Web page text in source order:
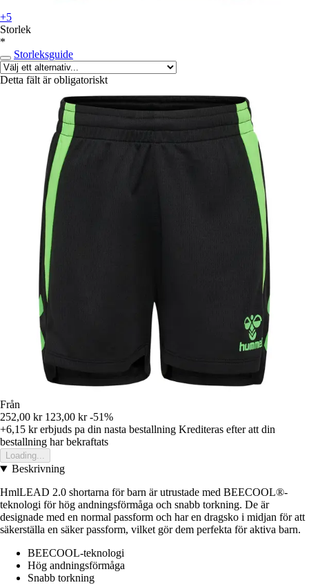
+5
Storlek
*
Storleksguide
Detta fält är obligatoriskt
Från
252,00 kr 123,00 kr -51%
+6,15 krerbjuds pa din nasta bestallning Krediteras efter att din
bestallning har bekraftats
Loading...
Beskrivning
HmlLEAD 2.0 shortarna för barn är utrustade med BEECOOL®-
teknologi för hög andningsförmåga och snabb torkning. De är
designade med en normal passform och har en dragsko i midjan för att
säkerställa en säker passform, vilket gör dem perfekta för aktiva barn.
BEECOOL-teknologi
Hög andningsförmåga
Snabb torkning